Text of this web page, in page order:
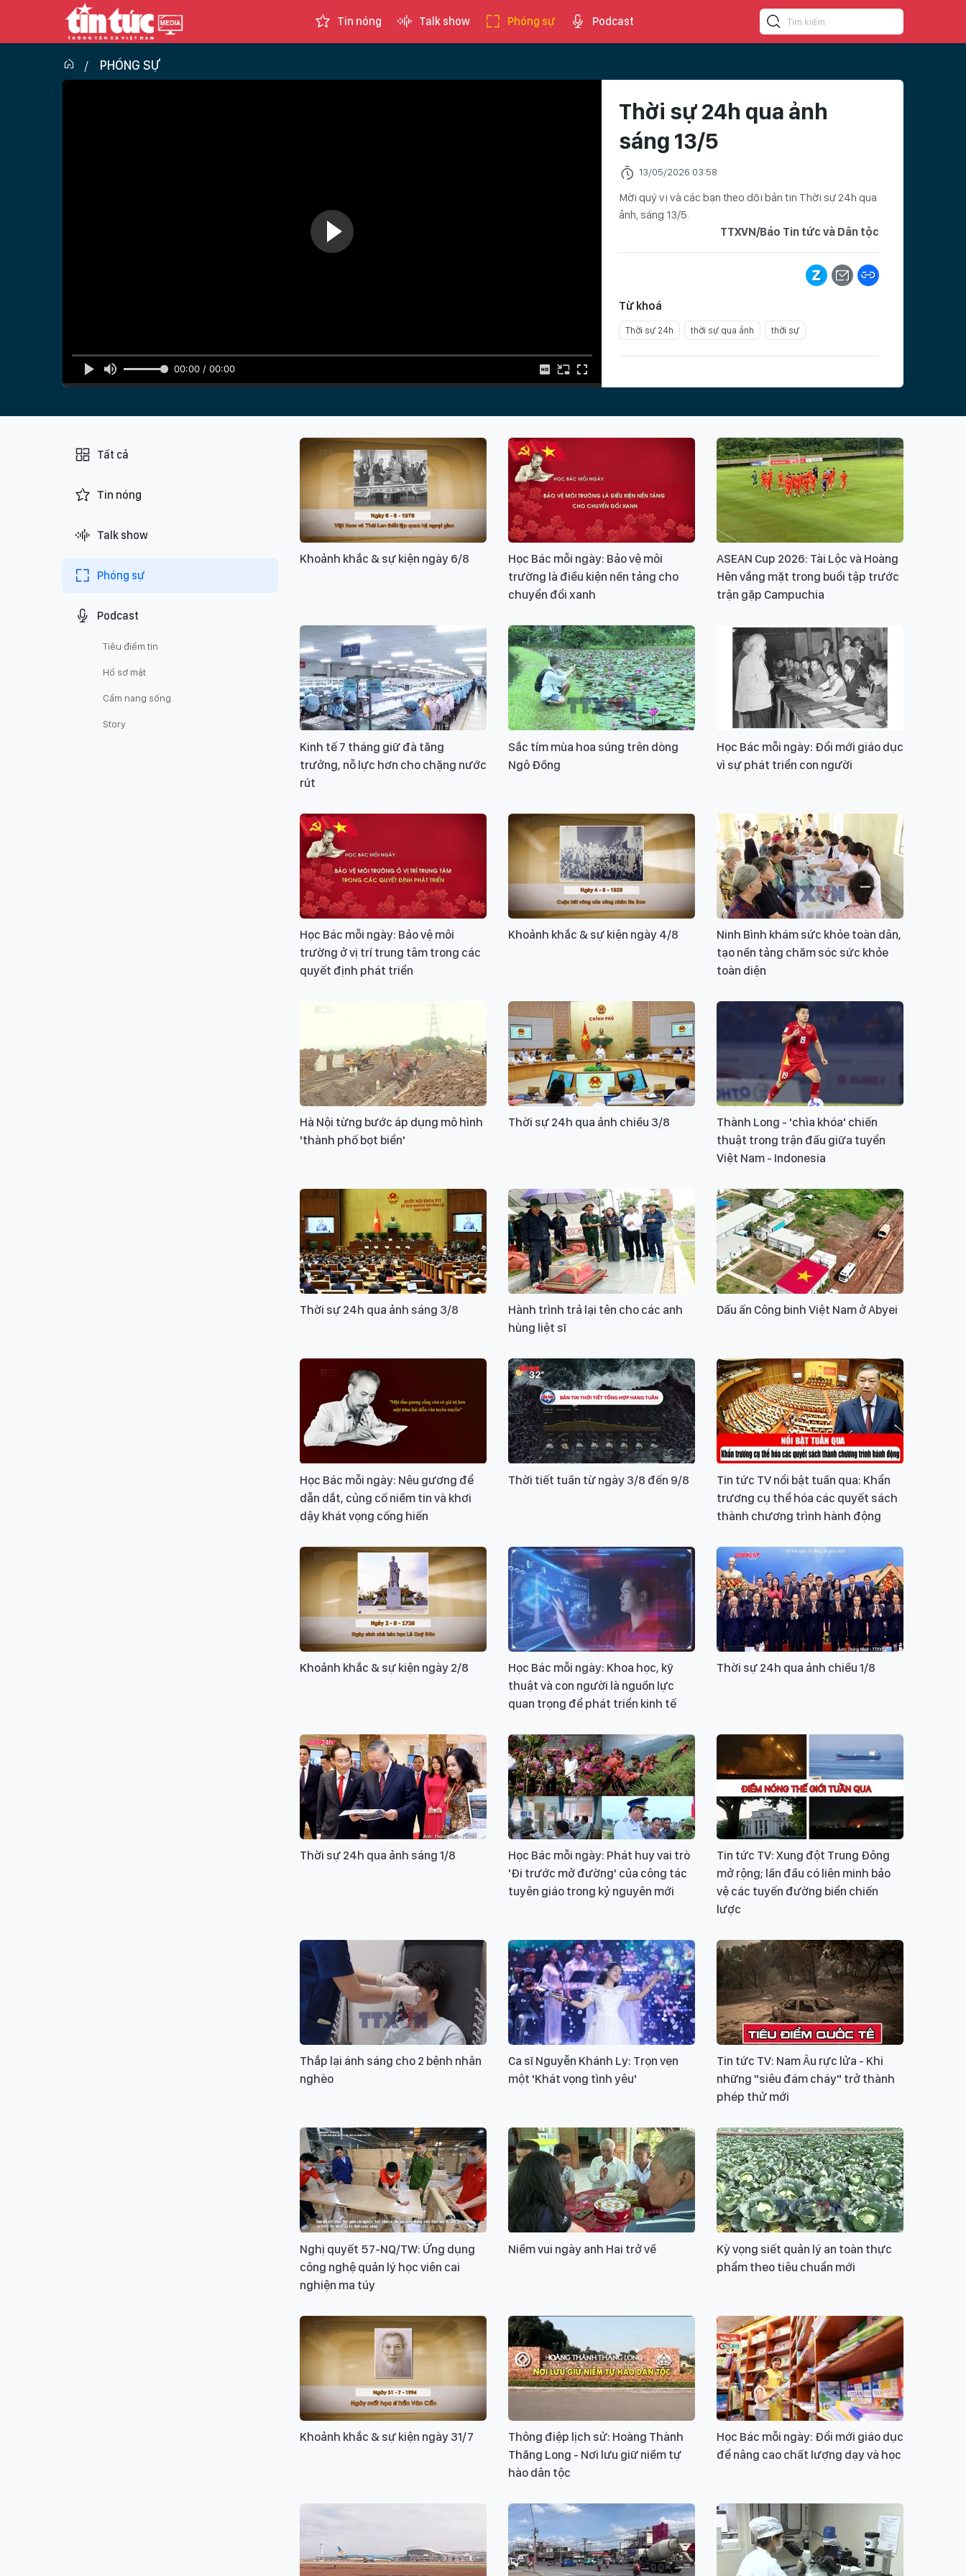
Tin nóng Talk show Phóng sự Podcast
PHÓNG SỰ
00:00 / 00:00
Thời sự 24h qua ảnh
sáng 13/5
13/05/2026 03:58
Mời quý vị và các bạn theo dõi bản tin Thời sự 24h qua
ảnh, sáng 13/5.
TTXVN/Báo Tin tức và Dân tộc
Từ khoá
Thời sự 24h thời sự qua ảnh thời sự
Xin vui lòng gõ tiếng Việt có dấu GỬI BÌNH LUẬN
Tất cả
Tin nóng
Talk show
Phóng sự
Podcast
Tiêu điểm tin
Hồ sơ mật
Cẩm nang sống
Story
Khoảnh khắc & sự kiện ngày 6/8
Học Bác mỗi ngày: Bảo vệ môi
trường là điều kiện nền tảng cho
chuyển đổi xanh
ASEAN Cup 2026: Tài Lộc và Hoàng
Hên vắng mặt trong buổi tập trước
trận gặp Campuchia
Kinh tế 7 tháng giữ đà tăng
trưởng, nỗ lực hơn cho chặng nước
rút
Sắc tím mùa hoa súng trên dòng
Ngô Đồng
Học Bác mỗi ngày: Đổi mới giáo dục
vì sự phát triển con người
Học Bác mỗi ngày: Bảo vệ môi
trường ở vị trí trung tâm trong các
quyết định phát triển
Khoảnh khắc & sự kiện ngày 4/8
Ninh Bình khám sức khỏe toàn dân,
tạo nền tảng chăm sóc sức khỏe
toàn diện
Hà Nội từng bước áp dụng mô hình
'thành phố bọt biển'
Thời sự 24h qua ảnh chiều 3/8
Thành Long - 'chìa khóa' chiến
thuật trong trận đấu giữa tuyển
Việt Nam - Indonesia
Thời sự 24h qua ảnh sáng 3/8
Hành trình trả lại tên cho các anh
hùng liệt sĩ
Dấu ấn Công binh Việt Nam ở Abyei
Học Bác mỗi ngày: Nêu gương để
dẫn dắt, củng cố niềm tin và khơi
dậy khát vọng cống hiến
Thời tiết tuần từ ngày 3/8 đến 9/8
Tin tức TV nổi bật tuần qua: Khẩn
trương cụ thể hóa các quyết sách
thành chương trình hành động
Khoảnh khắc & sự kiện ngày 2/8
Học Bác mỗi ngày: Khoa học, kỹ
thuật và con người là nguồn lực
quan trọng để phát triển kinh tế
Thời sự 24h qua ảnh chiều 1/8
Thời sự 24h qua ảnh sáng 1/8
Học Bác mỗi ngày: Phát huy vai trò
'Đi trước mở đường' của công tác
tuyên giáo trong kỷ nguyên mới
Tin tức TV: Xung đột Trung Đông
mở rộng; lần đầu có liên minh bảo
vệ các tuyến đường biển chiến
lược
Thắp lại ánh sáng cho 2 bệnh nhân
nghèo
Ca sĩ Nguyễn Khánh Ly: Trọn vẹn
một 'Khát vọng tình yêu'
Tin tức TV: Nam Âu rực lửa - Khi
những "siêu đám cháy" trở thành
phép thử mới
Nghị quyết 57-NQ/TW: Ứng dụng
công nghệ quản lý học viên cai
nghiện ma túy
Niềm vui ngày anh Hai trở về
Kỳ vọng siết quản lý an toàn thực
phẩm theo tiêu chuẩn mới
Khoảnh khắc & sự kiện ngày 31/7
Thông điệp lịch sử: Hoàng Thành
Thăng Long - Nơi lưu giữ niềm tự
hào dân tộc
Học Bác mỗi ngày: Đổi mới giáo dục
để nâng cao chất lượng dạy và học